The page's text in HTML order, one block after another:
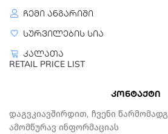
ჩემი ანგარიში
სურვილების სია
კალათა
RETAIL PRICE LIST
კონტაქტი
Დაგვკიავშირდით, Ჩვენი
Ამომწურავ Ინფორმაციას